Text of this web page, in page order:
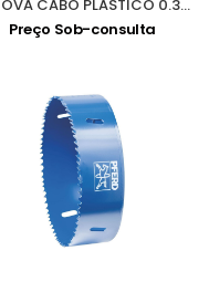
ESCOVA CABO PLASTICO 0.30 LATAO HBG 10 MES 572672
Preço Sob-consulta